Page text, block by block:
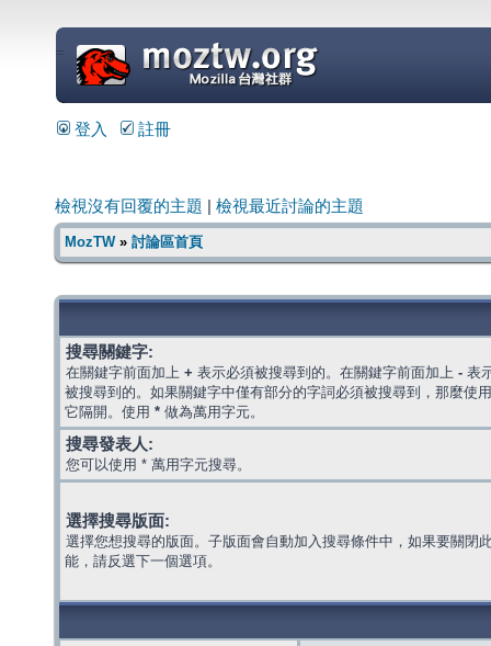
=
登入 註冊
檢視沒有回覆的主題 檢視最近討論的主題
MozTW» 討論區首頁
搜尋關鍵字:
在關鍵字前面加上 + 表示必須被搜尋到的。在關鍵字前面加上 - 表
被搜尋到的。如果關鍵字中僅有部分的字詞必須被搜尋到，那麼使
它隔開。使用 * 做為萬用字元。
搜尋發表人:
您可以使用 * 萬用字元搜尋。
選擇搜尋版面:
選擇您想搜尋的版面。子版面會自動加入搜尋條件中，如果要關閉
能，請反選下一個選項。